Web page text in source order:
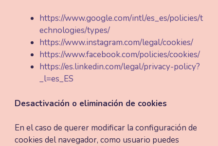
https://www.google.com/intl/es_es/policies/t
echnologies/types/
https://www.instagram.com/legal/cookies/
https://www.facebook.com/policies/cookies/
https://es.linkedin.com/legal/privacy-policy?
_l=es_ES
Desactivación o eliminación de cookies
En el caso de querer modificar la configuración de
cookies del navegador, como usuario puedes